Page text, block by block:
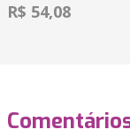
R$ 54,08